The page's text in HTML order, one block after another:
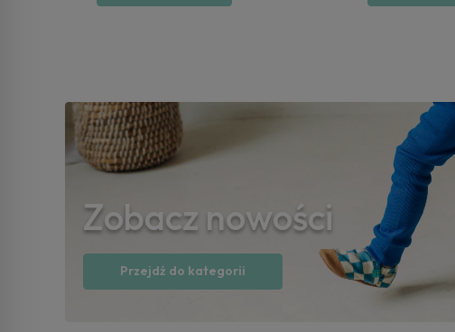
Zobacz nowości
Przejdź do kategorii